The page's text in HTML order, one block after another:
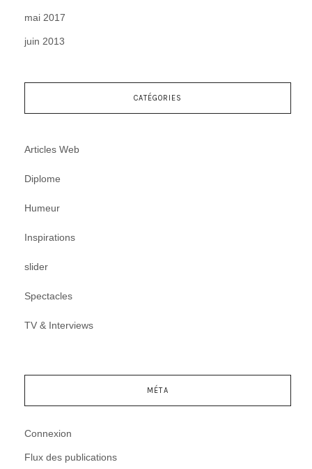
mai 2017
juin 2013
CATÉGORIES
Articles Web
Diplome
Humeur
Inspirations
slider
Spectacles
TV & Interviews
MÉTA
Connexion
Flux des publications